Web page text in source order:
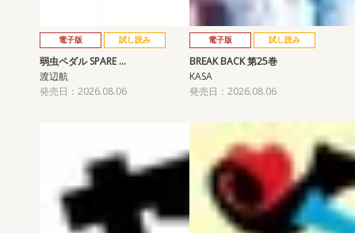
電子版 試し読み
弱虫ペダル SPARE …
渡辺航
発売日：2026.08.06
電子版 試し読み
BREAK BACK 第25巻
KASA
発売日：2026.08.06